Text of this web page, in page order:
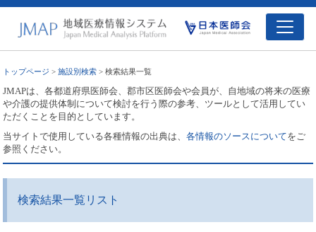
トップページ >施設別検索 > 検索結果一覧
JMAPは、各都道府県医師会、郡市区医師会や会員が、自地域の将来の医療
や介護の提供体制について検討を行う際の参考、ツールとして活用してい
ただくことを目的としています。
当サイトで使用している各種情報の出典は、各情報のソースについてをご
参照ください。
検索結果一覧リスト